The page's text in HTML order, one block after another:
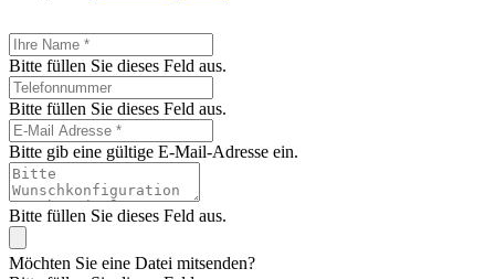
Bitte füllen Sie dieses Feld aus.
Bitte füllen Sie dieses Feld aus.
Bitte gib eine gültige E-Mail-Adresse ein.
Bitte füllen Sie dieses Feld aus.
Möchten Sie eine Datei mitsenden?